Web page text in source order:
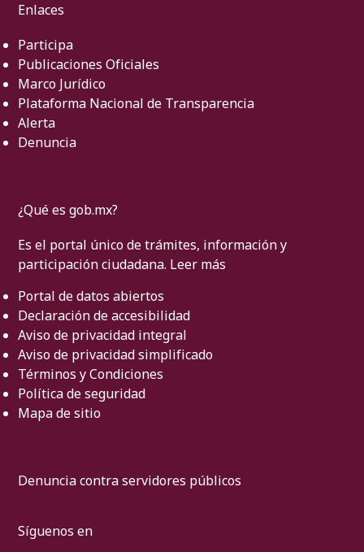
Enlaces
Participa
Publicaciones Oficiales
Marco Jurídico
Plataforma Nacional de Transparencia
Alerta
Denuncia
¿Qué es gob.mx?
Es el portal único de trámites, información y
participación ciudadana. Leer más
Portal de datos abiertos
Declaración de accesibilidad
Aviso de privacidad integral
Aviso de privacidad simplificado
Términos y Condiciones
Política de seguridad
Mapa de sitio
Denuncia contra servidores públicos
Síguenos en